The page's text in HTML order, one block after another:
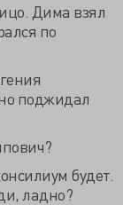
Дима взял
по
поджидал
будет.
ладно?